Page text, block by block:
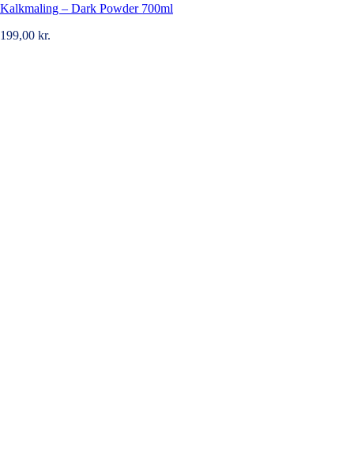
Kalkmaling – Dark Powder 700ml
199,00 kr.